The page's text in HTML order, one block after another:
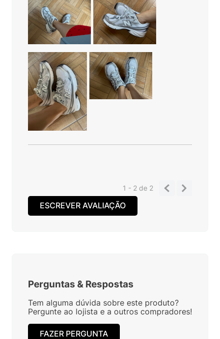
1 - 2de 2
ESCREVER AVALIAÇÃO
Perguntas & Respostas
Tem alguma dúvida sobre este produto?
Pergunte ao lojista e a outros compradores!
FAZER PERGUNTA